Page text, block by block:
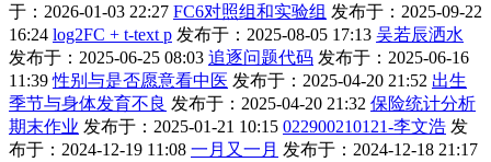
于：2026-01-03 22:27 FC6对照组和实验组 发布于：2025-09-22
16:24 log2FC + t-text p 发布于：2025-08-05 17:13 吴若辰洒水
发布于：2025-06-25 08:03 追逐问题代码 发布于：2025-06-16
11:39 性别与是否愿意看中医 发布于：2025-04-20 21:52 出生
季节与身体发育不良 发布于：2025-04-20 21:32 保险统计分析
期末作业 发布于：2025-01-21 10:15 022900210121-李文浩 发
布于：2024-12-19 11:08 一月又一月 发布于：2024-12-18 21:17